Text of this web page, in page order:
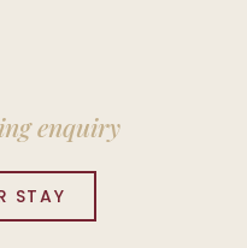
enquiry
STAY